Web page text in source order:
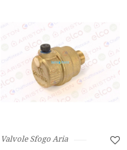
Valvole Sfogo Aria